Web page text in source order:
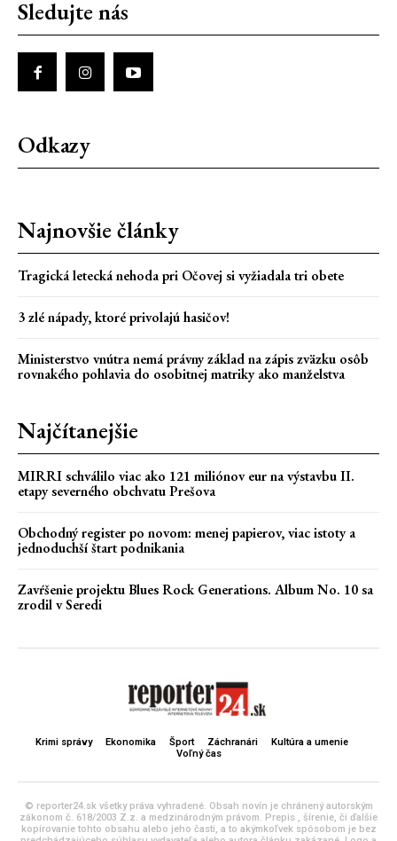
Sledujte nás
Odkazy
Najnovšie články
Tragická letecká nehoda pri Očovej si vyžiadala tri obete
3 zlé nápady, ktoré privolajú hasičov!
Ministerstvo vnútra nemá právny základ na zápis zväzku osôb
rovnakého pohlavia do osobitnej matriky ako manželstva
Najčítanejšie
MIRRI schválilo viac ako 121 miliónov eur na výstavbu II.
etapy severného obchvatu Prešova
Obchodný register po novom: menej papierov, viac istoty a
jednoduchší štart podnikania
Zavŕšenie projektu Blues Rock Generations. Album No. 10 sa
zrodil v Seredi
Krimi správy Ekonomika Šport Záchranári
Kultúra a umenie
Voľný čas
© reporter24.sk všetky práva vyhradené. Obsah novín je chránený autorským
zákonom č. 618/2003 Z.z. a medzinárodným právom. Prepis , šírenie, či ďalšie
kopírovanie tohto obsahu alebo jeho časti, a to akýmkoľvek spôsobom je bez